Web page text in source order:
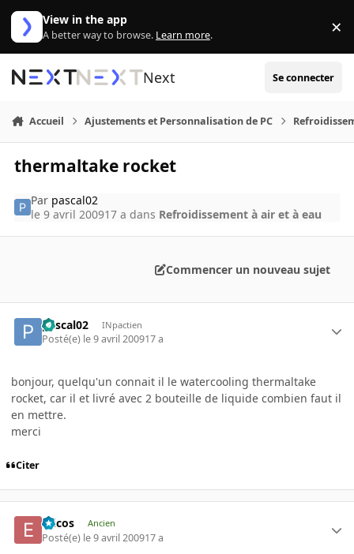
Aller au contenu
View in the app
A better way to browse. Learn more. ×
Next Se connecter
Accueil Ajustements et Personnalisation de PC
thermaltake rocket
Par pascal02
le 9 avril 200917 a dans Refroidissement à air et à eau
Commencer un nouveau sujet
pascal02 INpactien
Posté(e) le 9 avril 200917 a
bonjour, quelqu'un connait il le watercooling thermaltake
rocket, car il et livré avec 2 bouteille de liquide combien faut il
en mettre.
merci
Citer
Ericos Ancien
Posté(e) le 9 avril 200917 a